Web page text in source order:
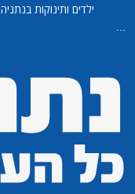
ילדים ותינוקות בנתניה
...